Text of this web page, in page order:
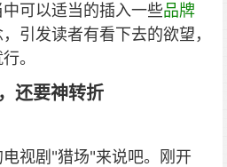
可以适当的插入一些品牌
引发读者有看下去的欲望，
。
还要神转折
视剧"猎场"来说吧。刚开